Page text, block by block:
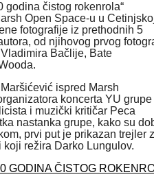
godina čistog rokenrola“
Open Space-u u
fotografije iz prethodnih 5
od njihovog prvog
Bačlije, Bate
ispred Marsh
koncerta YU grupe
i muzički kritičar Peca
nastanka grupe, kako su
prvi put je prikazan trejler
režira Darko Lungulov.
GODINA ČISTOG